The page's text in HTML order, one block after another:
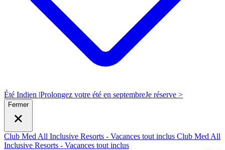
Été Indien |Prolongez votre été en septembreJe réserve >
Fermer
Club Med All Inclusive Resorts - Vacances tout inclus Club Med All
Inclusive Resorts - Vacances tout inclus